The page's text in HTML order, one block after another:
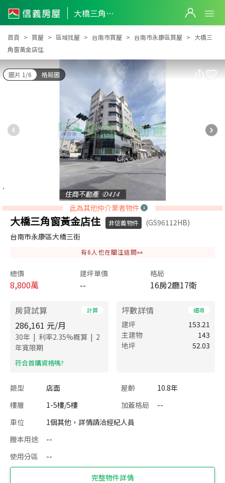
大橋三角窗黃金店住
大橋三角窗黃金店住
首頁 買屋 區域找屋 台南市買屋 台南市永康區買屋
大橋三
角窗黃金店住
圖片 1/6 格局圖
此為其他仲介業者物件
大橋三角窗黃金店住 非信義物件
(GS96112HB)
台南市永康區大橋三街
有6 人也在關注這間👀
總價
8,800萬
建坪單價
--
格局
16房2廳17衛
房貸試算 計算
286,161 元/月
30年 | 利率2.35%概算 | 2
年寬限期
​符合首購資格嗎?
坪數詳情 細項
建坪
153.21
主建物
143
地坪
52.03
類型 店面 屋齡
10.8年
樓層
1-5樓/5樓 加蓋格局
--
車位
1個其他，詳情請洽經紀人員
謄本用途
--
使用分區
--
完整物件詳情